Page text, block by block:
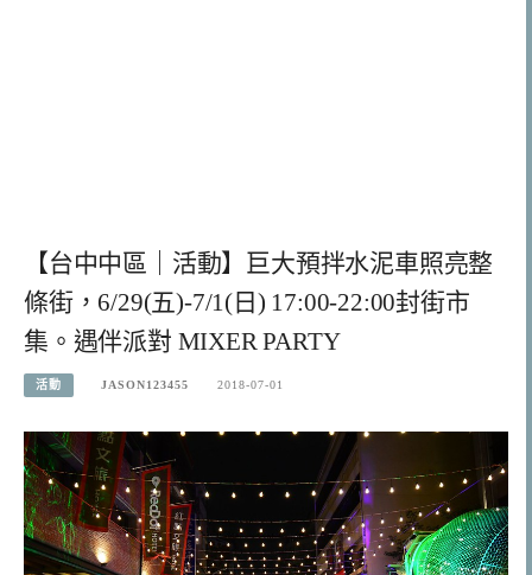
【台中中區｜活動】巨大預拌水泥車照亮整
條街，6/29(五)-7/1(日) 17:00-22:00封街市
集。遇伴派對 MIXER PARTY
活動 JASON123455 2018-07-01